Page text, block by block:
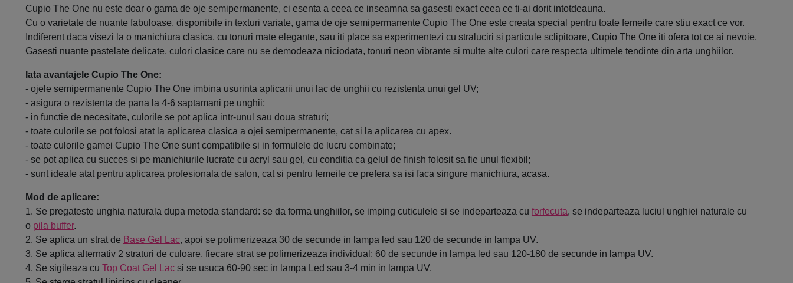
Cupio The One nu este doar o gama de oje semipermanente, ci esenta a ceea ce inseamna sa gasesti exact ceea ce ti-ai dorit intotdeauna.
Cu o varietate de nuante fabuloase, disponibile in texturi variate, gama de oje semipermanente Cupio The One este creata special pentru toate femeile care stiu exact ce vor.
Indiferent daca visezi la o manichiura clasica, cu tonuri mate elegante, sau iti place sa experimentezi cu straluciri si particule sclipitoare, Cupio The One iti ofera tot ce ai nevoie.
Gasesti nuante pastelate delicate, culori clasice care nu se demodeaza niciodata, tonuri neon vibrante si multe alte culori care respecta ultimele tendinte din arta unghiilor.
Iata avantajele Cupio The One:
- ojele semipermanente Cupio The One imbina usurinta aplicarii unui lac de unghii cu rezistenta unui gel UV;
- asigura o rezistenta de pana la 4-6 saptamani pe unghii;
- in functie de necesitate, culorile se pot aplica intr-unul sau doua straturi;
- toate culorile se pot folosi atat la aplicarea clasica a ojei semipermanente, cat si la aplicarea cu apex.
- toate culorile gamei Cupio The One sunt compatibile si in formulele de lucru combinate;
- se pot aplica cu succes si pe manichiurile lucrate cu acryl sau gel, cu conditia ca gelul de finish folosit sa fie unul flexibil;
- sunt ideale atat pentru aplicarea profesionala de salon, cat si pentru femeile ce prefera sa isi faca singure manichiura, acasa.
Mod de aplicare:
1. Se pregateste unghia naturala dupa metoda standard: se da forma unghiilor, se imping cuticulele si se indeparteaza cu forfecuta, se indeparteaza luciul unghiei naturale cu
o pila buffer.
2. Se aplica un strat de Base Gel Lac, apoi se polimerizeaza 30 de secunde in lampa led sau 120 de secunde in lampa UV.
3. Se aplica alternativ 2 straturi de culoare, fiecare strat se polimerizeaza individual: 60 de secunde in lampa led sau 120-180 de secunde in lampa UV.
4. Se sigileaza cu Top Coat Gel Lac si se usuca 60-90 sec in lampa Led sau 3-4 min in lampa UV.